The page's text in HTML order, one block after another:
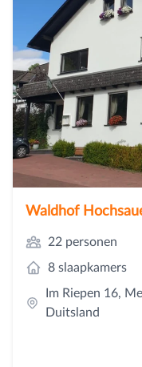
Waldhof
22 personen
8 slaapkamers
Im Riepen 16,
Duitsland